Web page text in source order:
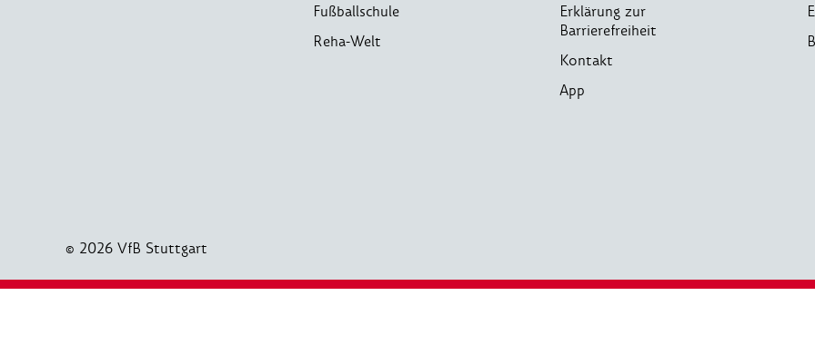
Fußballschule
Reha-Welt
Erklärung zur
Barrierefreiheit
Kontakt
App
© 2026 VfB Stuttgart